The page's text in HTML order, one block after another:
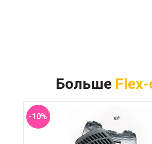
Больше
-10%
использовать платформу без шипов для
on. Платформа меняется очень просто